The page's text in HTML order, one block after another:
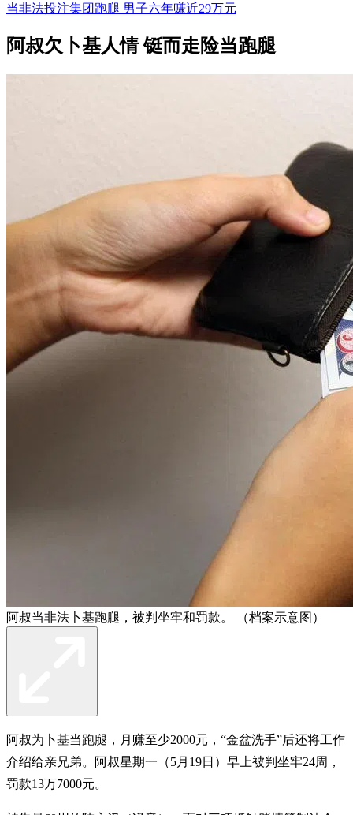
当非法投注集团跑腿 男子六年赚近29万元
阿叔欠卜基人情 铤而走险当跑腿
阿叔当非法卜基跑腿，被判坐牢和罚款。 （档案示意图）
阿叔为卜基当跑腿，月赚至少2000元，“金盆洗手”后还将工作
介绍给亲兄弟。阿叔星期一（5月19日）早上被判坐牢24周，
罚款13万7000元。